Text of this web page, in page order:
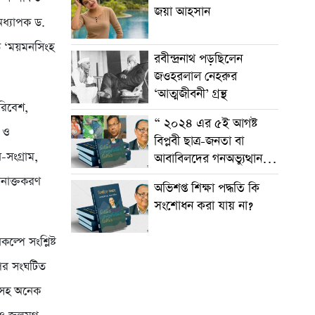
ড.
ও
সংশ্লিষ্ট
সংঘটিত
অনেক
জয়া আহসান
রবীন্দ্রনাথ পড়ছিলেন
জওহরলাল নেহরুর
‘আত্মজীবনী’ গ্রন্থ
“ ২০২৪ এর ৫ই আগষ্ট
বিপ্লবী ছাত্র-জনতা বা
আবাবিলদের গনঅভ্যুত্থান তা
কি ধরে রাখা সম্ভব?
অভিশপ্ত শিক্ষা পদ্ধতি কি
সংশোধন করা যায় না?